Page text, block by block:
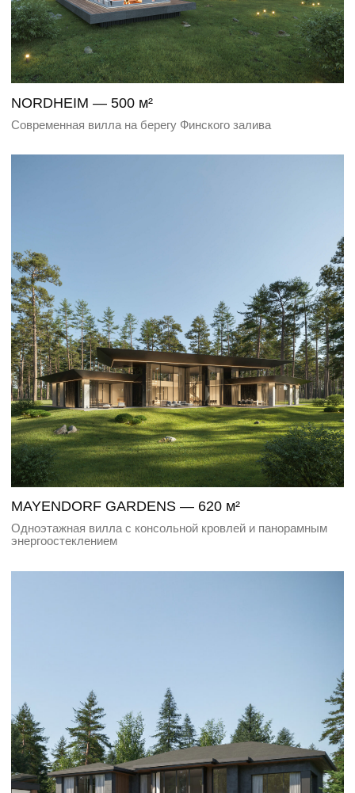
RIVELLA — 600 м²
SOLENTIA — 700 м²
Коммерческий проект в одном из самых дорогих
поселков России